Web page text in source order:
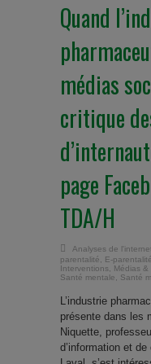
Quand
médias
critique
page
TDA/H
Analyses de
parentalité
E-
Interventions
Médias &
Santé mentale
Santé
L’industrie
présente dans les
Niquette,
d’information et